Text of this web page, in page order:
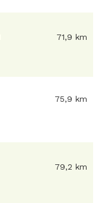
71,9 km
75,9 km
79,2 km